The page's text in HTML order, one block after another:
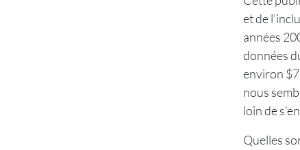
et de
années
données
environ
nous
loin de
Quelles